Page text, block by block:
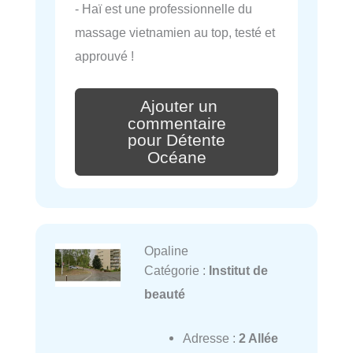
- Haï est une professionnelle du
massage vietnamien au top, testé et
approuvé !
Ajouter un
commentaire
pour Détente
Océane
Opaline
Catégorie : Institut de
beauté
Adresse : 2 Allée